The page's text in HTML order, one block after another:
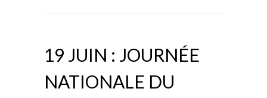
19 JUIN : JOURNÉE
NATIONALE DU